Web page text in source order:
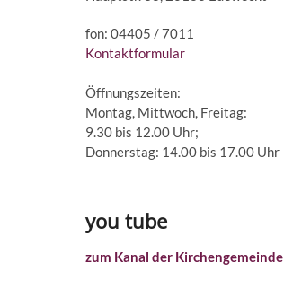
fon: 04405 / 7011
Kontaktformular
Öffnungszeiten:
Montag, Mittwoch, Freitag:
9.30 bis 12.00 Uhr;
Donnerstag: 14.00 bis 17.00 Uhr
you tube
zum Kanal der Kirchengemeinde